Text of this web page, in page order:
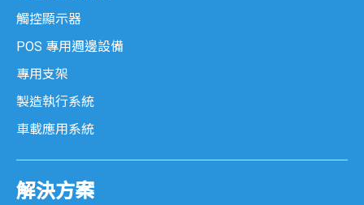
工業觸控顯示器
KDM 系列
AMON 系列
觸控顯示器
POS 專用週邊設備
專用支架
製造執行系統
車載應用系統
解決方案